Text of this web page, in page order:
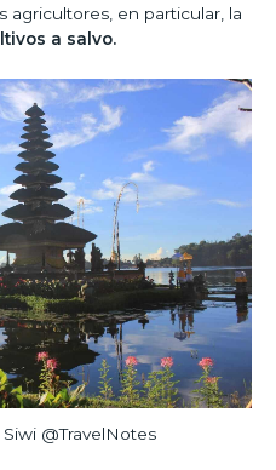
agricultores, en particular, la
a salvo.
@TravelNotes